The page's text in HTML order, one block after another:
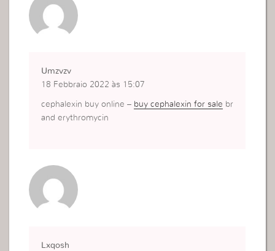
Umzvzv
18 Febbraio 2022 às 15:07
cephalexin buy online – buy cephalexin for sale br
and erythromycin
Lxqosh